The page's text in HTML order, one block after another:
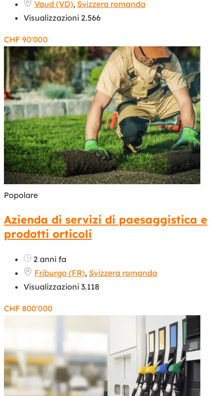
Vaud (VD), Svizzera romanda
Visualizzazioni 2.566
CHF 90'000
Popolare
Azienda di servizi di paesaggistica e
prodotti orticoli
2 anni fa
Friburgo (FR), Svizzera romanda
Visualizzazioni 3.118
CHF 800'000